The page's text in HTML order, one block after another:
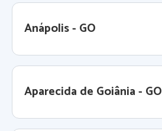
Anápolis - GO
Aparecida de Goiânia - GO